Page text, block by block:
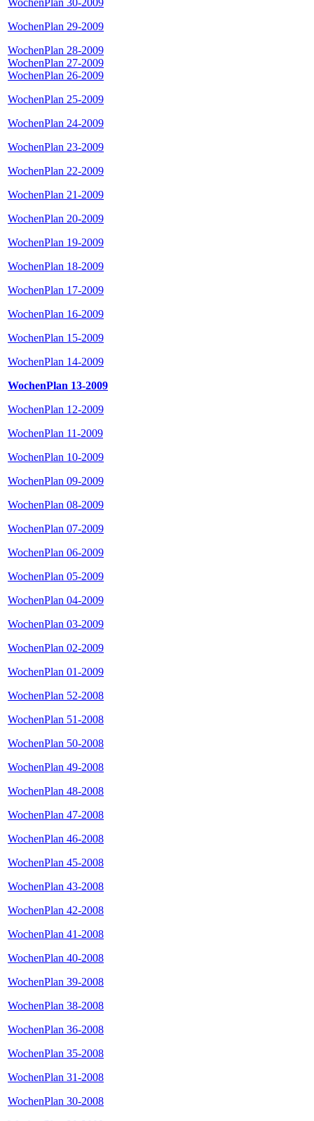
WochenPlan 30-2009
WochenPlan 29-2009
WochenPlan 28-2009
WochenPlan 27-2009
WochenPlan 26-2009
WochenPlan 25-2009
WochenPlan 24-2009
WochenPlan 23-2009
WochenPlan 22-2009
WochenPlan 21-2009
WochenPlan 20-2009
WochenPlan 19-2009
WochenPlan 18-2009
WochenPlan 17-2009
WochenPlan 16-2009
WochenPlan 15-2009
WochenPlan 14-2009
WochenPlan 13-2009
WochenPlan 12-2009
WochenPlan 11-2009
WochenPlan 10-2009
WochenPlan 09-2009
WochenPlan 08-2009
WochenPlan 07-2009
WochenPlan 06-2009
WochenPlan 05-2009
WochenPlan 04-2009
WochenPlan 03-2009
WochenPlan 02-2009
WochenPlan 01-2009
WochenPlan 52-2008
WochenPlan 51-2008
WochenPlan 50-2008
WochenPlan 49-2008
WochenPlan 48-2008
WochenPlan 47-2008
WochenPlan 46-2008
WochenPlan 45-2008
WochenPlan 43-2008
WochenPlan 42-2008
WochenPlan 41-2008
WochenPlan 40-2008
WochenPlan 39-2008
WochenPlan 38-2008
WochenPlan 36-2008
WochenPlan 35-2008
WochenPlan 31-2008
WochenPlan 30-2008